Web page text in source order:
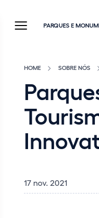
PARQUES E
HOME SOBRE NÓS
17 nov. 2021